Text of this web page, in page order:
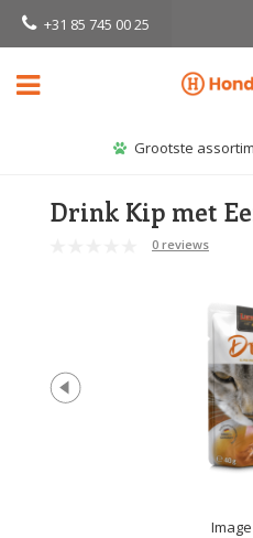
+31 85 745 00 25
Grootste
Drink Kip met
0 reviews
Image